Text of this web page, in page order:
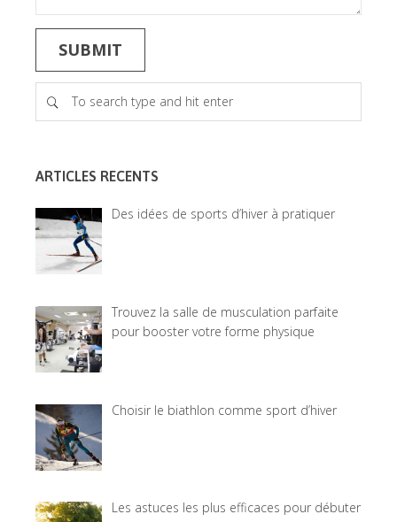
ARTICLES RECENTS
Des idées de sports d’hiver à pratiquer
Trouvez la salle de musculation parfaite
pour booster votre forme physique
Choisir le biathlon comme sport d’hiver
Les astuces les plus efficaces pour débuter